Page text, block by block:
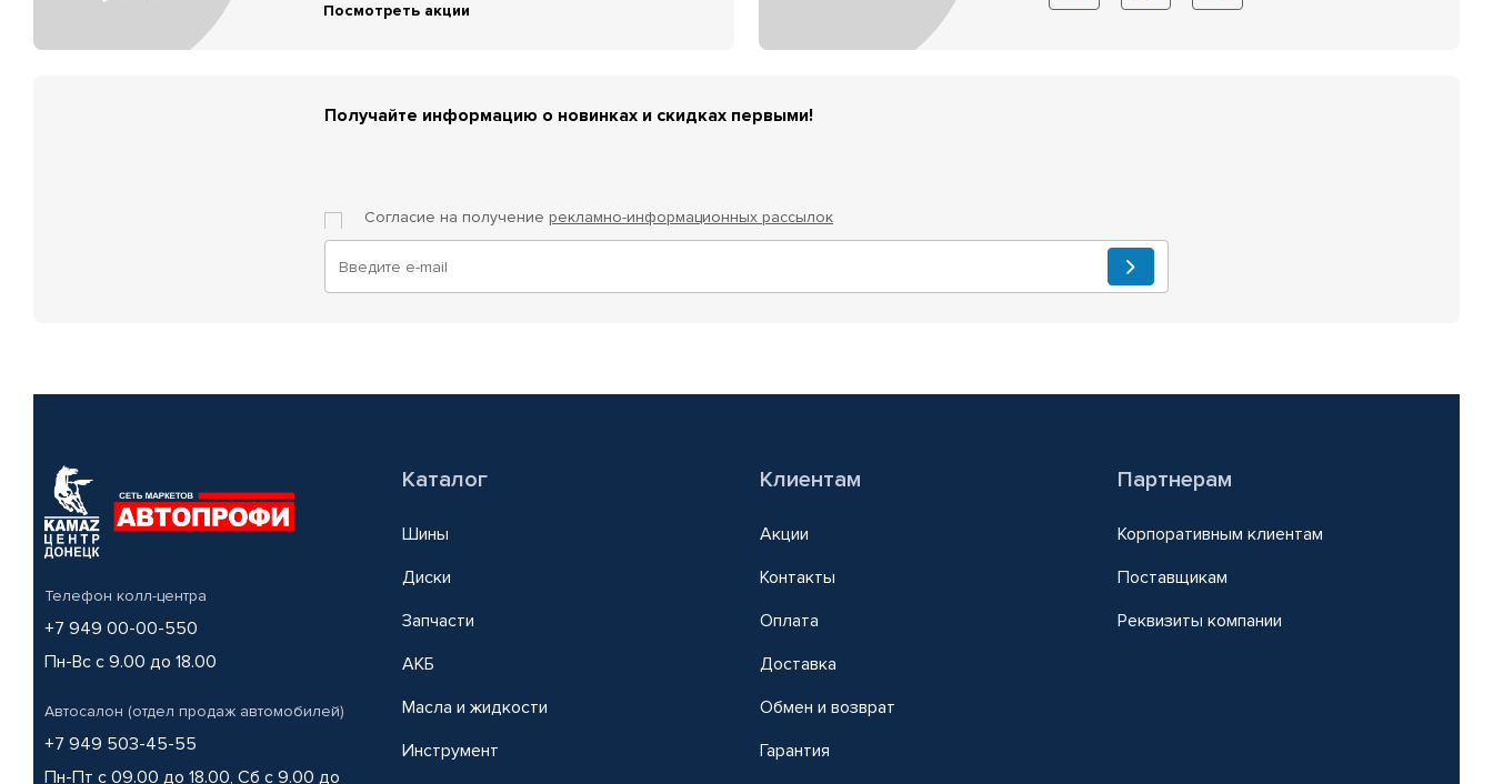
Посмотреть акции
Получайте информацию о новинках и скидках первыми!
Согласие на получение рекламно-информационных рассылок
Телефон колл-центра
+7 949 00-00-550
Пн-Вс с 9.00 до 18.00
Автосалон (отдел продаж автомобилей)
+7 949 503-45-55
Пн-Пт с 09.00 до 18.00, Сб с 9.00 до
Каталог
Шины
Диски
Запчасти
АКБ
Масла и жидкости
Инструмент
Клиентам
Акции
Контакты
Оплата
Доставка
Обмен и возврат
Гарантия
Партнерам
Корпоративным клиентам
Поставщикам
Реквизиты компании